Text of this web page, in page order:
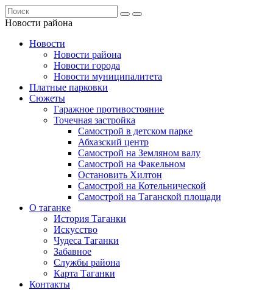
Новости района
Новости
Новости района
Новости города
Новости муниципалитета
Платные парковки
Сюжеты
Гаражное противостояние
Точечная застройка
Самострой в детском парке
Абхазский центр
Самострой на Земляном валу
Самострой на Факельном
Остановить Хилтон
Самострой на Котельнической
Самострой на Таганской площади
О таганке
История Таганки
Искусство
Чудеса Таганки
Забавное
Службы района
Карта Таганки
Контакты